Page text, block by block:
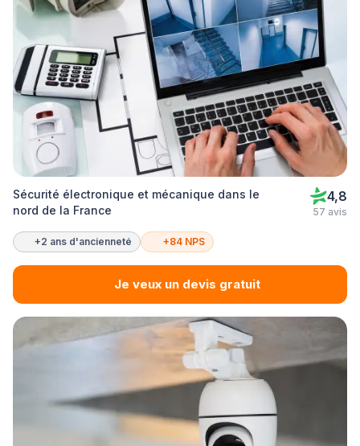
Sécurité électronique et mécanique dans le
nord de la France
4,8
57 avis
+2 ans d'ancienneté +84 NPS
Je veux un devis gratuit